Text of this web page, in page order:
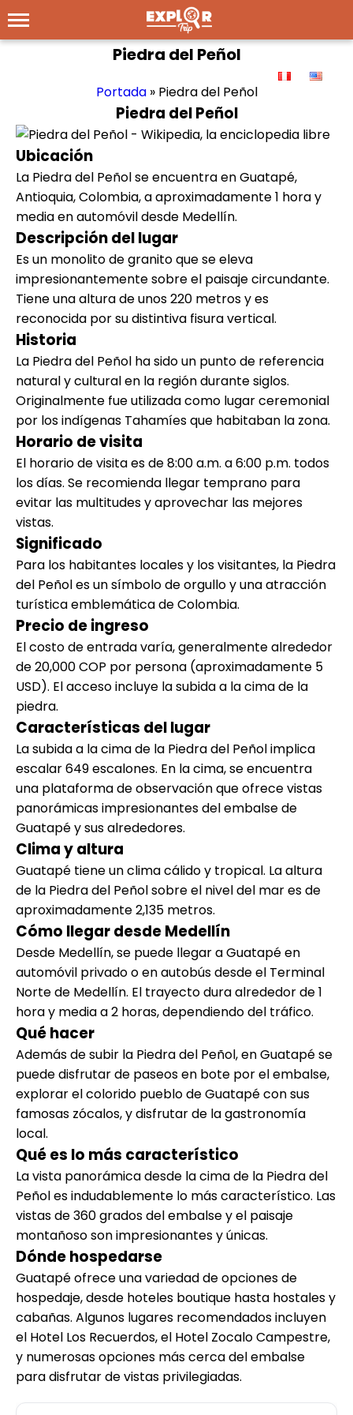
Piedra del Peñol
Portada» Piedra del Peñol
Piedra del Peñol
Ubicación
La Piedra del Peñol se encuentra en Guatapé,
Antioquia, Colombia, a aproximadamente 1 hora y
media en automóvil desde Medellín.
Descripción del lugar
Es un monolito de granito que se eleva
impresionantemente sobre el paisaje circundante.
Tiene una altura de unos 220 metros y es
reconocida por su distintiva fisura vertical.
Historia
La Piedra del Peñol ha sido un punto de referencia
natural y cultural en la región durante siglos.
Originalmente fue utilizada como lugar ceremonial
por los indígenas Tahamíes que habitaban la zona.
Horario de visita
El horario de visita es de 8:00 a.m. a 6:00 p.m. todos
los días. Se recomienda llegar temprano para
evitar las multitudes y aprovechar las mejores
vistas.
Significado
Para los habitantes locales y los visitantes, la Piedra
del Peñol es un símbolo de orgullo y una atracción
turística emblemática de Colombia.
Precio de ingreso
El costo de entrada varía, generalmente alrededor
de 20,000 COP por persona (aproximadamente 5
USD). El acceso incluye la subida a la cima de la
piedra.
Características del lugar
La subida a la cima de la Piedra del Peñol implica
escalar 649 escalones. En la cima, se encuentra
una plataforma de observación que ofrece vistas
panorámicas impresionantes del embalse de
Guatapé y sus alrededores.
Clima y altura
Guatapé tiene un clima cálido y tropical. La altura
de la Piedra del Peñol sobre el nivel del mar es de
aproximadamente 2,135 metros.
Cómo llegar desde Medellín
Desde Medellín, se puede llegar a Guatapé en
automóvil privado o en autobús desde el Terminal
Norte de Medellín. El trayecto dura alrededor de 1
hora y media a 2 horas, dependiendo del tráfico.
Qué hacer
Además de subir la Piedra del Peñol, en Guatapé se
puede disfrutar de paseos en bote por el embalse,
explorar el colorido pueblo de Guatapé con sus
famosas zócalos, y disfrutar de la gastronomía
local.
Qué es lo más característico
La vista panorámica desde la cima de la Piedra del
Peñol es indudablemente lo más característico. Las
vistas de 360 grados del embalse y el paisaje
montañoso son impresionantes y únicas.
Dónde hospedarse
Guatapé ofrece una variedad de opciones de
hospedaje, desde hoteles boutique hasta hostales y
cabañas. Algunos lugares recomendados incluyen
el Hotel Los Recuerdos, el Hotel Zocalo Campestre,
y numerosas opciones más cerca del embalse
para disfrutar de vistas privilegiadas.